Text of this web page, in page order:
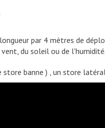
par 4 mètres de
du soleil ou de l'humidité.
store banne ) , un store